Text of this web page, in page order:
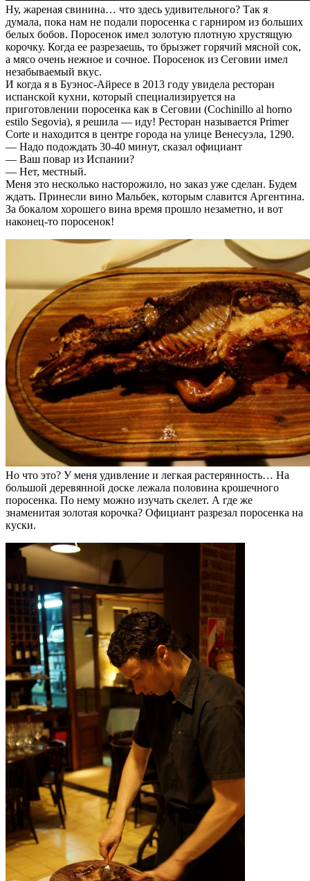
Ну, жареная свинина… что здесь удивительного? Так я
думала, пока нам не подали поросенка с гарниром из больших
белых бобов. Поросенок имел золотую плотную хрустящую
корочку. Когда ее разрезаешь, то брызжет горячий мясной сок,
а мясо очень нежное и сочное. Поросенок из Сеговии имел
незабываемый вкус.
И когда я в Буэнос-Айресе в 2013 году увидела ресторан
испанской кухни, который специализируется на
приготовлении поросенка как в Сеговии (Cochinillo al horno
estilo Segovia), я решила — иду! Ресторан называется Primer
Corte и находится в центре города на улице Венесуэла, 1290.
— Надо подождать 30-40 минут, сказал официант
— Ваш повар из Испании?
— Нет, местный.
Меня это несколько насторожило, но заказ уже сделан. Будем
ждать. Принесли вино Мальбек, которым славится Аргентина.
За бокалом хорошего вина время прошло незаметно, и вот
наконец-то поросенок!
Но что это? У меня удивление и легкая растерянность… На
большой деревянной доске лежала половина крошечного
поросенка. По нему можно изучать скелет. А где же
знаменитая золотая корочка? Официант разрезал поросенка на
куски.